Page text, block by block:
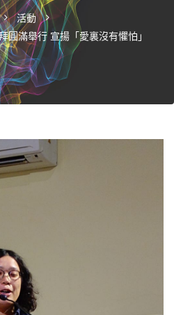
活動
圓滿舉行 宣揚「愛裏沒有懼怕」